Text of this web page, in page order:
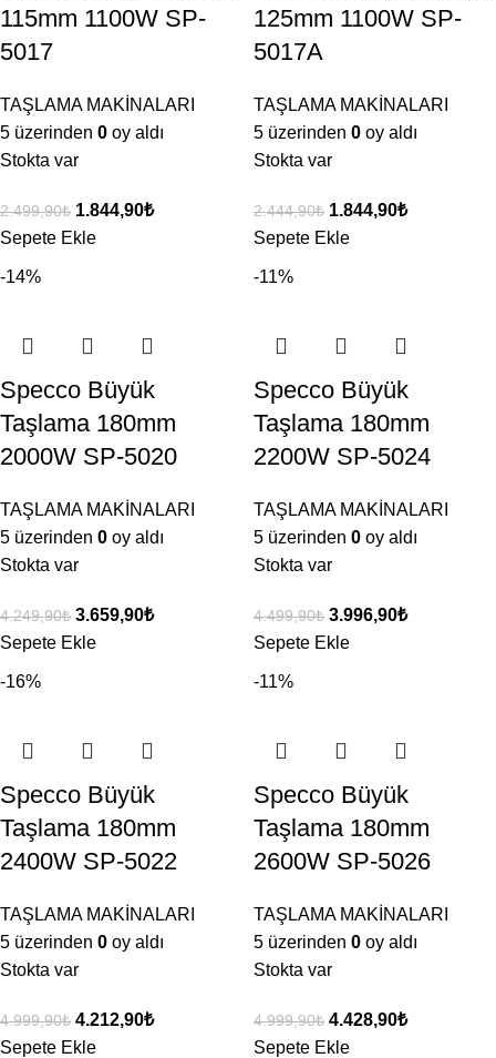
115mm 1100W SP-
5017
TAŞLAMA MAKİNALARI
5 üzerinden 0 oy aldı
Stokta var
2.499,90₺ 1.844,90₺
Sepete Ekle
125mm 1100W SP-
5017A
TAŞLAMA MAKİNALARI
5 üzerinden 0 oy aldı
Stokta var
2.444,90₺ 1.844,90₺
Sepete Ekle
-14%
Specco Büyük
Taşlama 180mm
2000W SP-5020
TAŞLAMA MAKİNALARI
5 üzerinden 0 oy aldı
Stokta var
4.249,90₺ 3.659,90₺
Sepete Ekle
-11%
Specco Büyük
Taşlama 180mm
2200W SP-5024
TAŞLAMA MAKİNALARI
5 üzerinden 0 oy aldı
Stokta var
4.499,90₺ 3.996,90₺
Sepete Ekle
-16%
Specco Büyük
Taşlama 180mm
2400W SP-5022
TAŞLAMA MAKİNALARI
5 üzerinden 0 oy aldı
Stokta var
4.999,90₺ 4.212,90₺
Sepete Ekle
-11%
Specco Büyük
Taşlama 180mm
2600W SP-5026
TAŞLAMA MAKİNALARI
5 üzerinden 0 oy aldı
Stokta var
4.999,90₺ 4.428,90₺
Sepete Ekle